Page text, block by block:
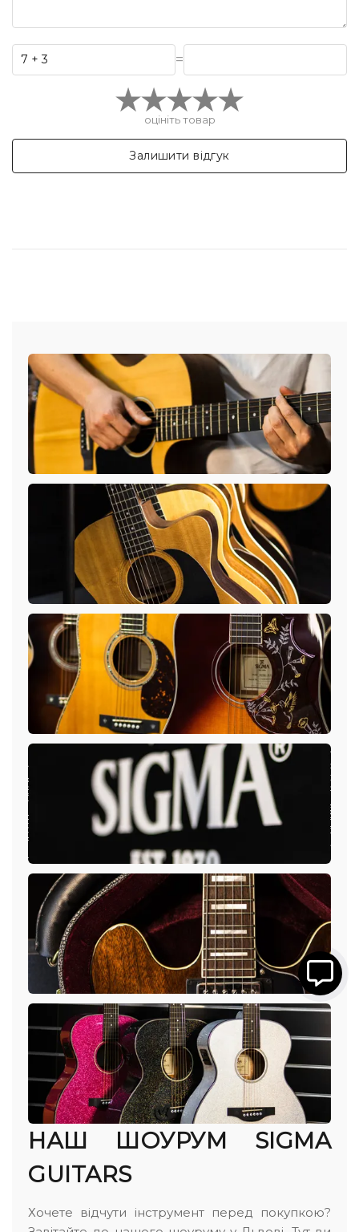
=
оцініть товар
Залишити відгук
НАШ ШОУРУМ SIGMA
GUITARS
Хочете відчути інструмент перед покупкою?